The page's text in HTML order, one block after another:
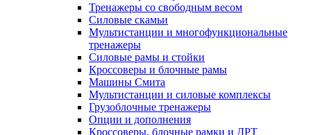
Тренажеры со свободным весом
Силовые скамьи
Мультистанции и многофункциональные
тренажеры
Силовые рамы и стойки
Кроссоверы и блочные рамы
Машины Смита
Мультистанции и силовые комплексы
Грузоблочные тренажеры
Опции и дополнения
Кроссоверы, блочные рамки и ДРТ